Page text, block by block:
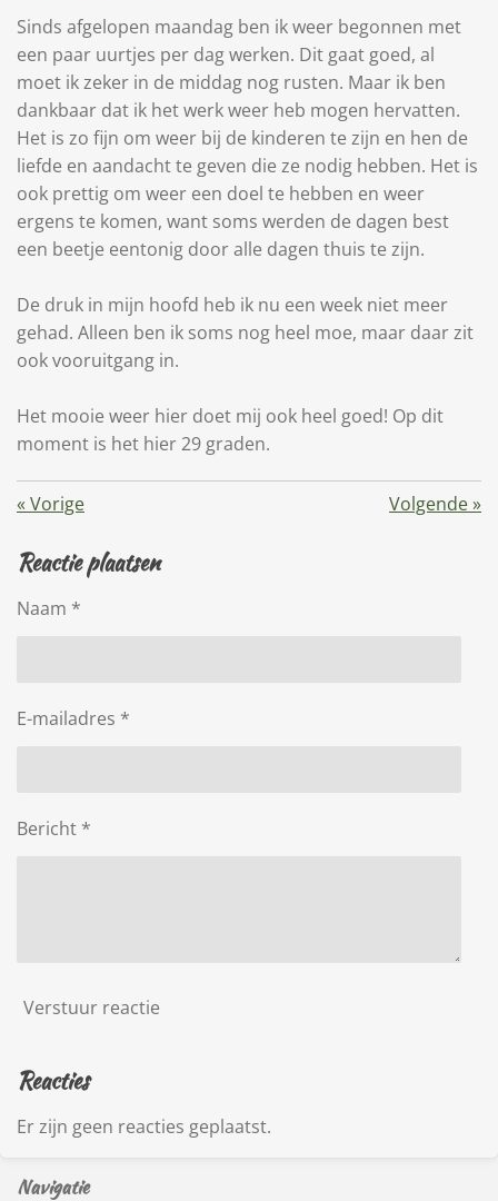
Sinds afgelopen maandag ben ik weer begonnen met
een paar uurtjes per dag werken. Dit gaat goed, al
moet ik zeker in de middag nog rusten. Maar ik ben
dankbaar dat ik het werk weer heb mogen hervatten.
Het is zo fijn om weer bij de kinderen te zijn en hen de
liefde en aandacht te geven die ze nodig hebben. Het is
ook prettig om weer een doel te hebben en weer
ergens te komen, want soms werden de dagen best
een beetje eentonig door alle dagen thuis te zijn.
De druk in mijn hoofd heb ik nu een week niet meer
gehad. Alleen ben ik soms nog heel moe, maar daar zit
ook vooruitgang in.
Het mooie weer hier doet mij ook heel goed! Op dit
moment is het hier 29 graden.
« Vorige Volgende»
Reactie plaatsen
Naam *
E-mailadres *
Bericht *
Verstuur reactie
Reacties
Er zijn geen reacties geplaatst.
Navigatie